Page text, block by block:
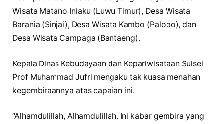
Wisata Matano Iniaku (Luwu Timur), Desa Wisata
Barania (Sinjai), Desa Wisata Kambo (Palopo), dan
Desa Wisata Campaga (Bantaeng).
Kepala Dinas Kebudayaan dan Kepariwisataan Sulsel
Prof Muhammad Jufri mengaku tak kuasa menahan
kegembiraannya atas capaian ini.
“Alhamdulillah, Alhamdulillah. Ini kabar gembira yang